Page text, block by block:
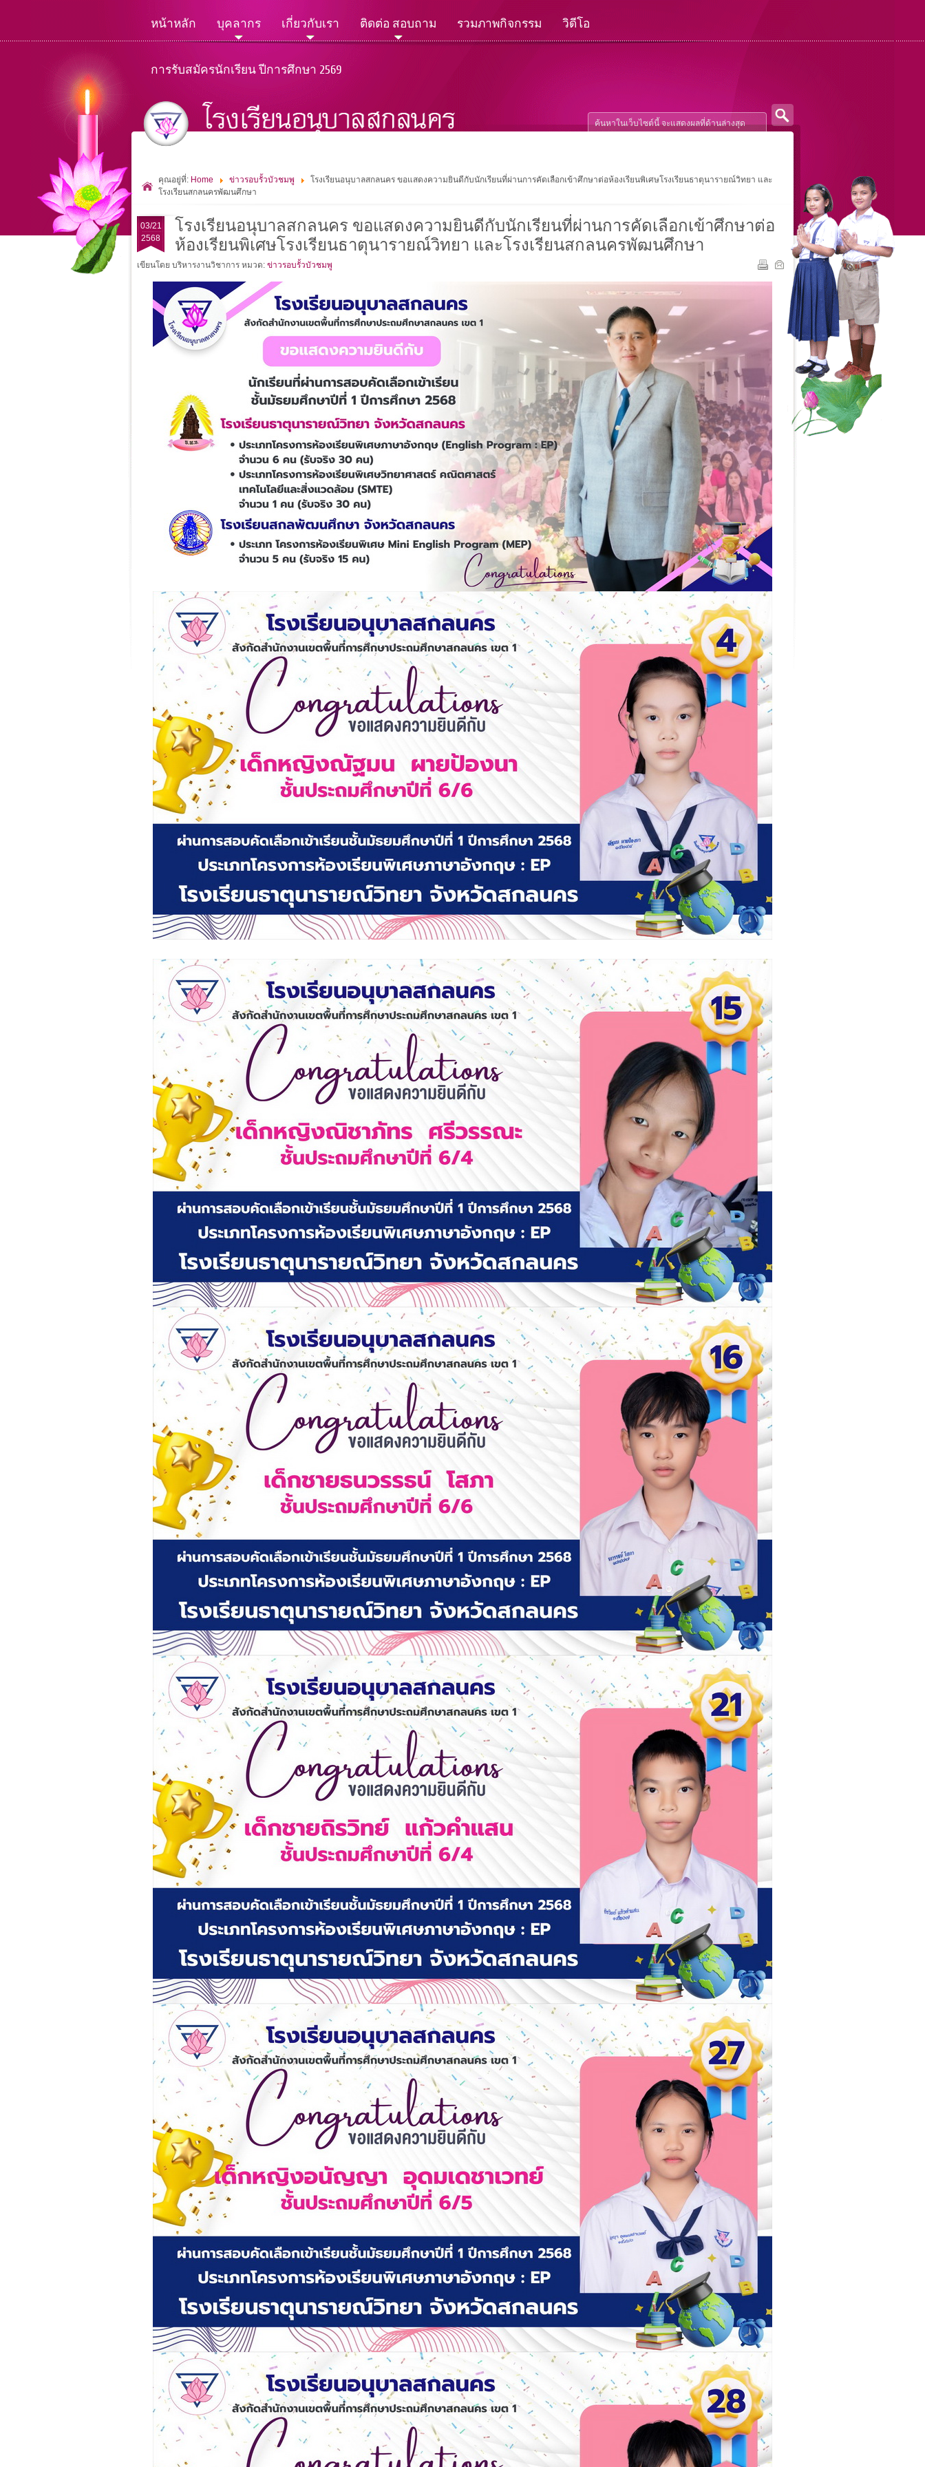
หน้าหลัก บุคลากร เกี่ยวกับเรา ติดต่อ สอบถาม รวมภาพกิจกรรม วิดีโอ
การรับสมัครนักเรียน ปีการศึกษา 2569
คุณอยู่ที่: Home ข่าวรอบรั้วบัวชมพู
โรงเรียนอนุบาลสกลนคร ขอแสดงความยินดีกับนักเรียนที่ผ่านการคัดเลือกเข้าศึกษาต่อห้องเรียนพิเศษโรงเรียนธาตุนารายณ์วิทยา และ
โรงเรียนสกลนครพัฒนศึกษา
03/21
2568
โรงเรียนอนุบาลสกลนคร ขอแสดงความยินดีกับนักเรียนที่ผ่านการคัดเลือกเข้าศึกษาต่อ
ห้องเรียนพิเศษโรงเรียนธาตุนารายณ์วิทยา และโรงเรียนสกลนครพัฒนศึกษา
เขียนโดย บริหารงานวิชาการ หมวด: ข่าวรอบรั้วบัวชมพู